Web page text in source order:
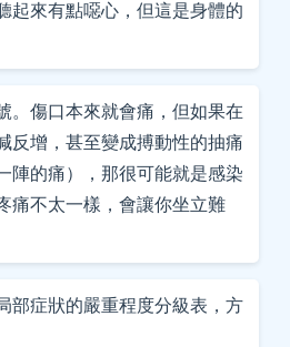
起來有點噁心，但這是身體的
。傷口本來就會痛，但如果在
反增，甚至變成搏動性的抽痛
陣的痛），那很可能就是感染
痛不太一樣，會讓你坐立難
部症狀的嚴重程度分級表，方